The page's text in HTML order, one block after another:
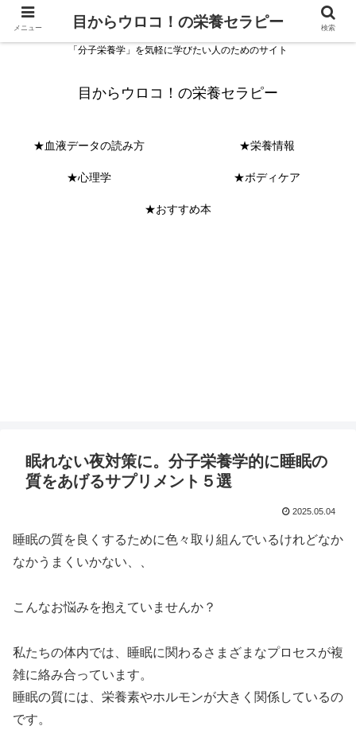
「分子栄養学」を気軽に学びたい人のためのサイト
目からウロコ！の栄養セラピー
★血液データの読み方 ★栄養情報
★心理学 ★ボディケア
★おすすめ本
眠れない夜対策に。分子栄養学的に睡眠の
質をあげるサプリメント５選
2025.05.04
睡眠の質を良くするために色々取り組んでいるけれどなか
なかうまくいかない、、
こんなお悩みを抱えていませんか？
私たちの体内では、睡眠に関わるさまざまなプロセスが複
雑に絡み合っています。
睡眠の質には、栄養素やホルモンが大きく関係しているの
です。
メニュー 目からウロコ！の栄養セラピー 検索